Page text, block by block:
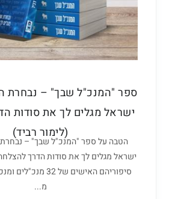
ספר "המנכ"ל שבך" – נבחרת
ישראל מגלים לך את סודות
(לימור רביד)
הטבה על ספר "המנכ"ל שבך" –
ישראל מגלים לך את סודות הדרך
סיפוריהם האישים של
מ...